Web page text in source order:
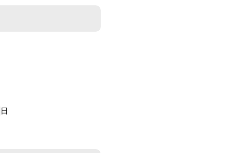
日